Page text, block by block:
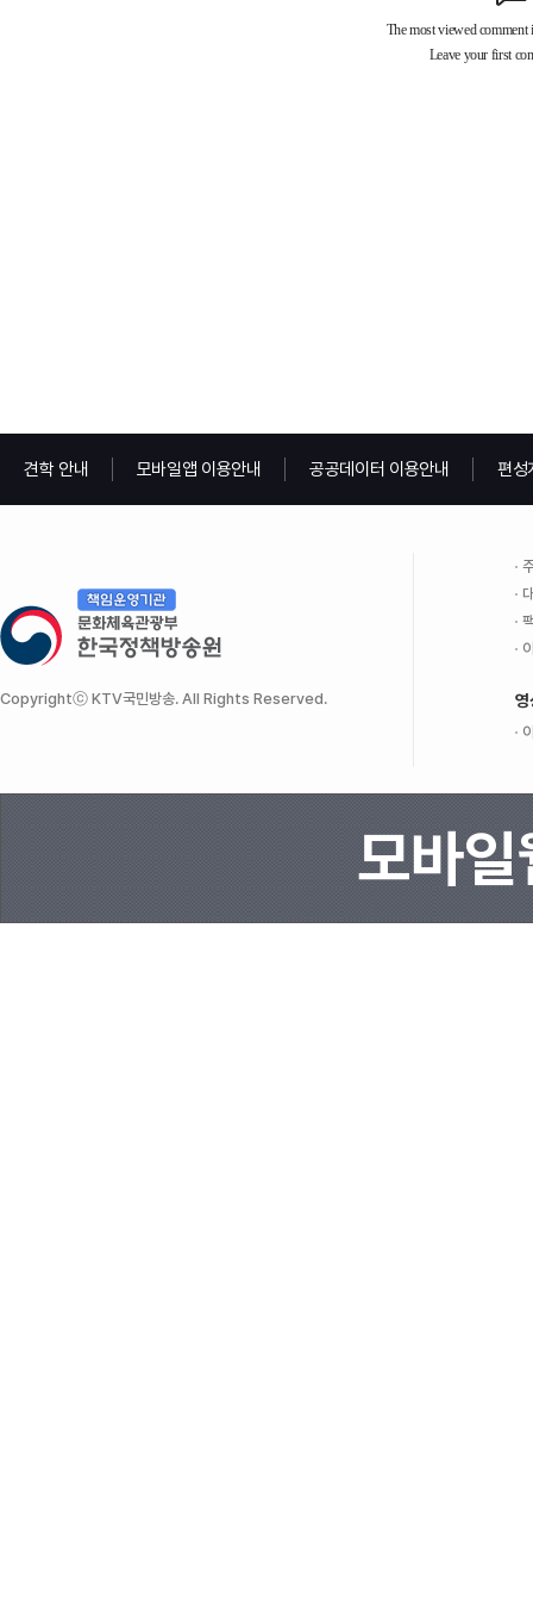
견학 안내 모바일앱 이용안내 공공데이터 이용안내 편성
Copyrightⓒ KTV국민방송. All Rights Reserved. 영
모바